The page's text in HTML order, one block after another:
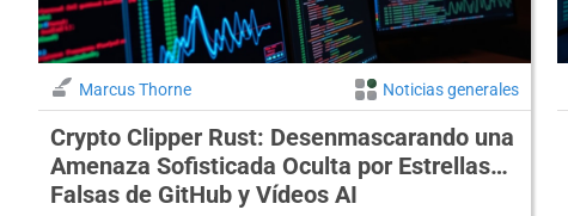
Marcus Thorne Noticias generales
Crypto Clipper Rust: Desenmascarando una
Amenaza Sofisticada Oculta por Estrellas
Falsas de GitHub y Vídeos AI